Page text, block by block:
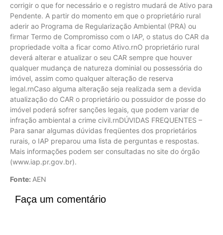
corrigir o que for necessário e o registro mudará de Ativo para
Pendente. A partir do momento em que o proprietário rural
aderir ao Programa de Regularização Ambiental (PRA) ou
firmar Termo de Compromisso com o IAP, o status do CAR da
propriedade volta a ficar como Ativo.rnO proprietário rural
deverá alterar e atualizar o seu CAR sempre que houver
qualquer mudança de natureza dominial ou possessória do
imóvel, assim como qualquer alteração de reserva
legal.rnCaso alguma alteração seja realizada sem a devida
atualização do CAR o proprietário ou possuidor de posse do
imóvel poderá sofrer sanções legais, que podem variar de
infração ambiental a crime civil.rnDÚVIDAS FREQUENTES –
Para sanar algumas dúvidas freqüentes dos proprietários
rurais, o IAP preparou uma lista de perguntas e respostas.
Mais informações podem ser consultadas no site do órgão
(www.iap.pr.gov.br).
Fonte: AEN
Faça um comentário